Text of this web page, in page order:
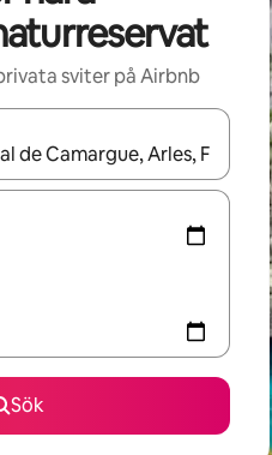
sviter på Airbnb
kan du navigera med upp-
Sök